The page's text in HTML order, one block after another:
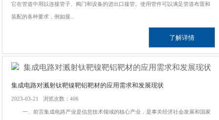
它在管道中用以连接管子、阀门和设备的进出口接管。使用管件可以满足管道布置和
装配的各种要求，例如接...
了解详情
集成电路对溅射钛靶镍靶铝靶材的应用需求和发展现状
2023-03-21 浏览次数：406
一、前言集成电路产业是信息技术领域的核心产业，是事关经济社会发展和国家